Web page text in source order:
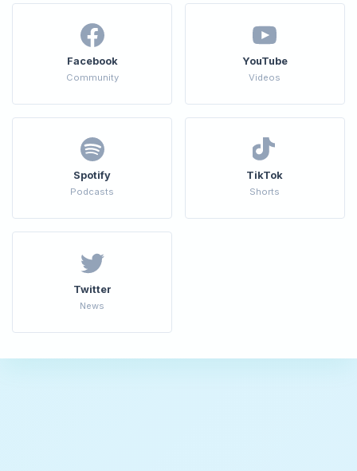
Facebook
Community
YouTube
Videos
Spotify
Podcasts
TikTok
Shorts
Twitter
News